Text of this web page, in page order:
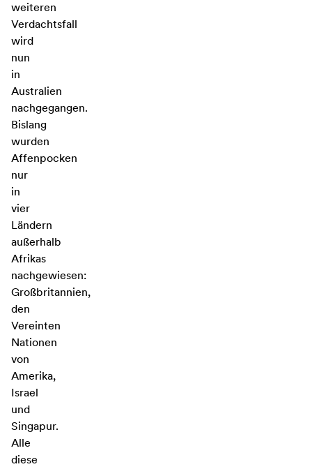
weiteren
Verdachtsfall
wird
nun
in
Australien
nachgegangen.
Bislang
wurden
Affenpocken
nur
in
vier
Ländern
außerhalb
Afrikas
nachgewiesen:
Großbritannien,
den
Vereinten
Nationen
von
Amerika,
Israel
und
Singapur.
Alle
diese